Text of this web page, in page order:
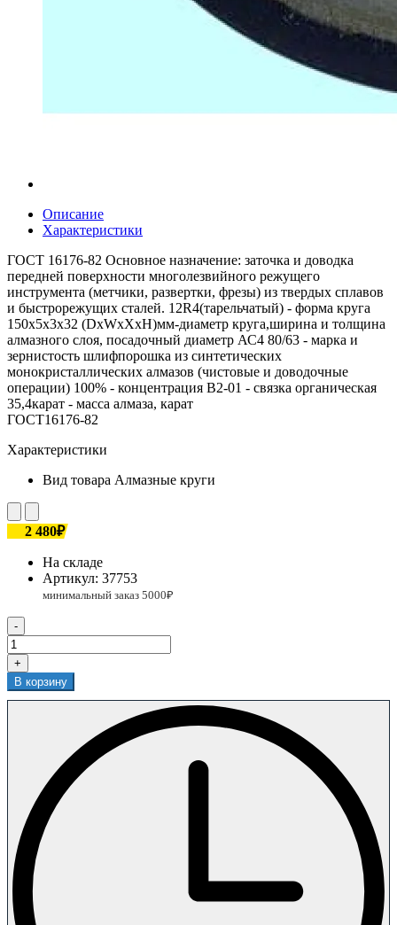
Описание
Характеристики
ГОСТ 16176-82 Основное назначение: заточка и доводка
передней поверхности многолезвийного режущего
инструмента (метчики, развертки, фрезы) из твердых сплавов
и быстрорежущих сталей. 12R4(тарельчатый) - форма круга
150x5x3x32 (DxWxXxH)мм-диаметр круга,ширина и толщина
алмазного слоя, посадочный диаметр АС4 80/63 - марка и
зернистость шлифпорошка из синтетических
монокристаллических алмазов (чистовые и доводочные
операции) 100% - концентрация В2-01 - связка органическая
35,4карат - масса алмаза, карат
ГОСТ16176-82
Характеристики
Вид товара Алмазные круги
2 480₽
На складе
Артикул: 37753
-
+
В корзину